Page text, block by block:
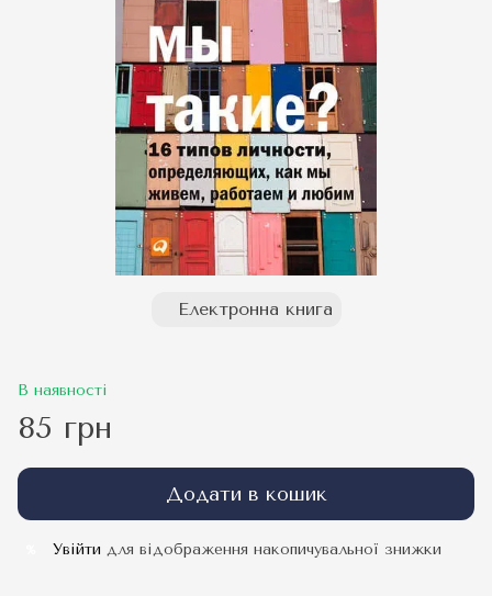
Електронна книга
В наявності
85 грн
Додати в кошик
Увійти для відображення накопичувальної знижки